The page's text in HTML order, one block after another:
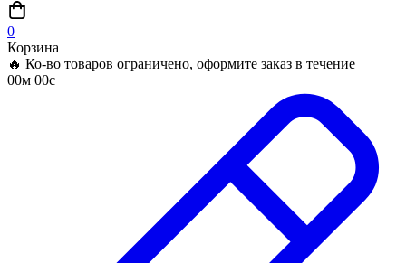
0
Корзина
🔥 Ко-во товаров ограничено, оформите заказ в течение
00м 00с